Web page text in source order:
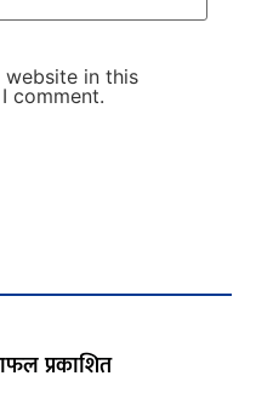
website in this
comment.
प्रकाशित